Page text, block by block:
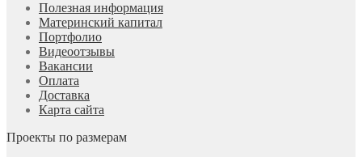
Полезная информация
Материнский капитал
Портфолио
Видеоотзывы
Вакансии
Оплата
Доставка
Карта сайта
Проекты по размерам